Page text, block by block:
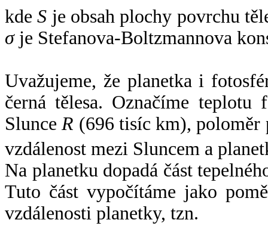
kdeS je obsah plochy povrchu
σje Stefanova-Boltzmannova
Uvažujeme, že planetka i
černá tělesa. Označíme
SlunceR (696 tisíc km),
vzdálenost mezi Sluncem a
Na planetku dopadá část
Tuto část vypočítáme jako
vzdálenosti planetky, tzn.